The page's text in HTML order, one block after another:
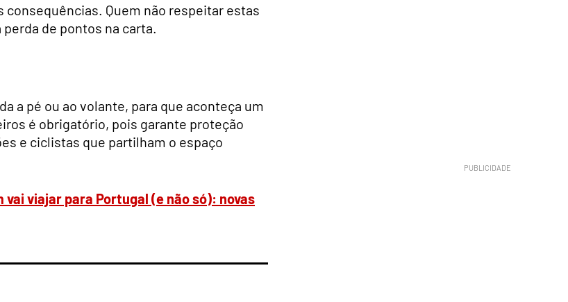
consequências. Quem não respeitar estas
de pontos na carta.
a pé ou ao volante, para que aconteça um
é obrigatório, pois garante proteção
e ciclistas que partilham o espaço
viajar para Portugal (e não só): novas